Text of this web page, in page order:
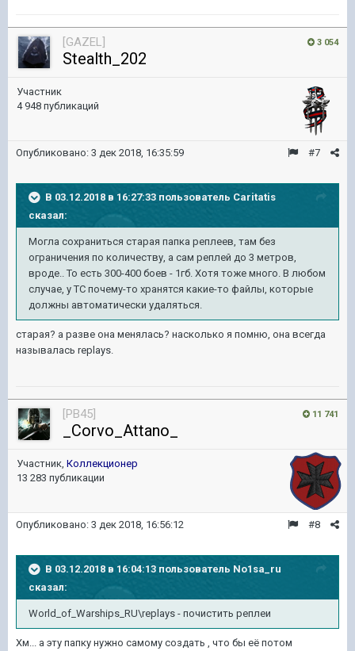
3 054
[GAZEL]
Stealth_202
Участник
4 948 публикаций
#7
Опубликовано: 3 дек 2018, 16:35:59
В 03.12.2018 в 16:27:33 пользователь Caritatis
сказал:
Могла сохраниться старая папка реплеев, там без
ограничения по количеству, а сам реплей до 3 метров,
вроде.. То есть 300-400 боев - 1гб. Хотя тоже много. В любом
случае, у ТС почему-то хранятся какие-то файлы, которые
должны автоматически удаляться.
старая? а разве она менялась? насколько я помню, она всегда
называлась replays.
11 741
[PB45]
_Corvo_Attano_
Участник, Коллекционер
13 283 публикации
#8
Опубликовано: 3 дек 2018, 16:56:12
В 03.12.2018 в 16:04:13 пользователь No1sa_ru
сказал:
World_of_Warships_RU\replays - почистить реплеи
Хм... а эту папку нужно самому создать , что бы её потом